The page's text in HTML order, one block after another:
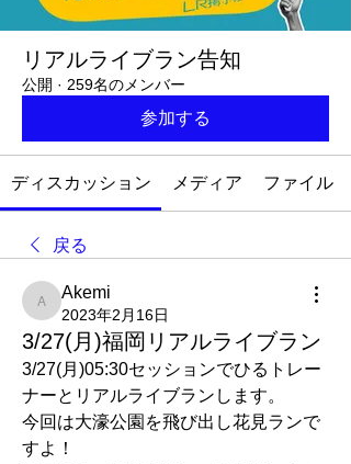
リアルライブラン告知
公開 · 259名のメンバー
参加する
ディスカッション メディア ファイル
戻る
Akemi
Akemi
2023年2月16日
3/27(月)福岡リアルライブラン
3/27(月)05:30セッションでひるトレー
ナーとリアルライブランします。
今回は大濠公園を飛び出し花見ランで
すよ！